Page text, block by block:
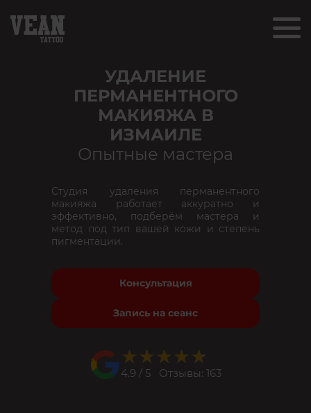
УДАЛЕНИЕ
ПЕРМАНЕНТНОГО
МАКИЯЖА В
ИЗМАИЛЕ
Опытные мастера
Студия удаления перманентного
макияжа работает аккуратно и
эффективно, подберём мастера и
метод под тип вашей кожи и степень
пигментации.
Консультация
Запись на сеанс
★★★★★
★★★★★
4.9 / 5 Отзывы: 163